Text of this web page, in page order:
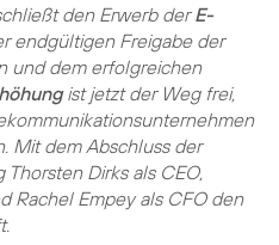
den Erwerb derE-
endgültigen Freigabe der
und dem erfolgreichen
ist jetzt der Weg frei,
Mit dem Abschluss der
Dirks als CEO,
Rachel Empey als CFO den